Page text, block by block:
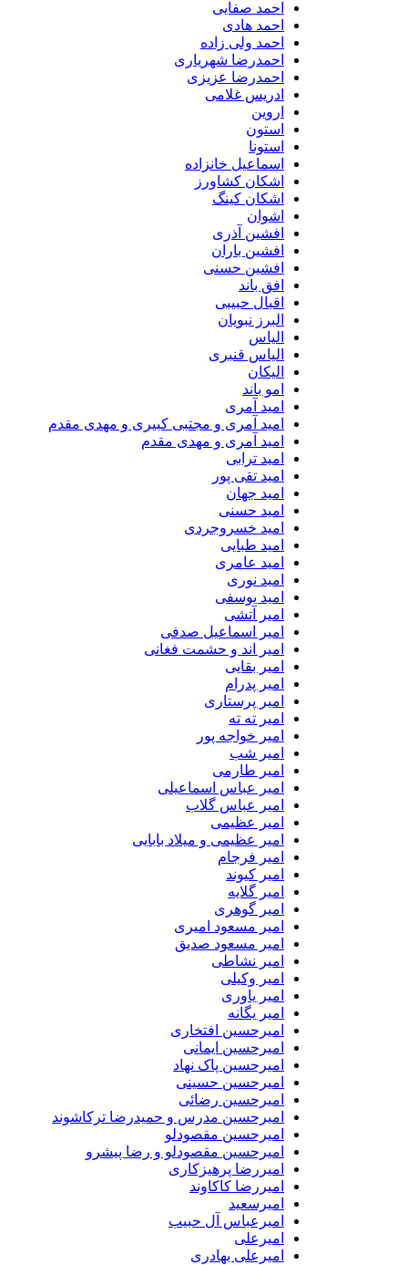
احمد صفایی
احمد هادی
احمد ولی زاده
احمدرضا شهریاری
احمدرضا عزیزی
ادریس غلامی
اسماعیل خانزاده
اشکان کشاورز
اشکان کینگ
افشین آذری
افشین باران
افشین حسنی
افق باند
اقبال حبیبی
البرز نبویان
الیاس قنبرى
امو باند
امید آمری
امید آمری و مجتبی کبیری و مهدى مقدم
امید آمری و مهدی مقدم
امید ترابی
امید تقی پور
امید جهان
امید حسنی
امید خسروجردی
امید طبایی
امید عامری
امید نوری
امید یوسفی
امیر آتشی
امیر اسماعیل صدفی
امیر اند و حشمت فغانی
امیر بقایی
امیر پدرام
امیر پرستاری
امیر ته ته
امیر خواجه پور
امیر شب
امیر طارمی
امیر عباس اسماعیلی
امیر عباس گلاب
امیر عظیمی
امیر عظیمی و میلاد بابایی
امیر فرجام
امیر کیوند
امیر گلایه
امیر گوهری
امیر مسعود امیری
امیر مسعود صدیق
امیر نشاطی
امیر وکیلی
امیر یاوری
امیر یگانه
امیرحسین افتخاری
امیرحسین ایمانی
امیرحسین پاک نهاد
امیرحسین حسینی
امیرحسین رضائی
امیرحسین مدرس و حمیدرضا ترکاشوند
امیرحسین مقصودلو
امیرحسین مقصودلو و رضا پیشرو
امیررضا پرهیزکاری
امیررضا کاکاوند
امیرسعید
امیرعباس آل حبیب
امیرعلی
امیرعلی بهادری